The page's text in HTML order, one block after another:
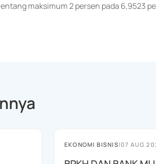
maksimum 2 persen pada 6,9523
EKONOMI BISNIS|07 AUG